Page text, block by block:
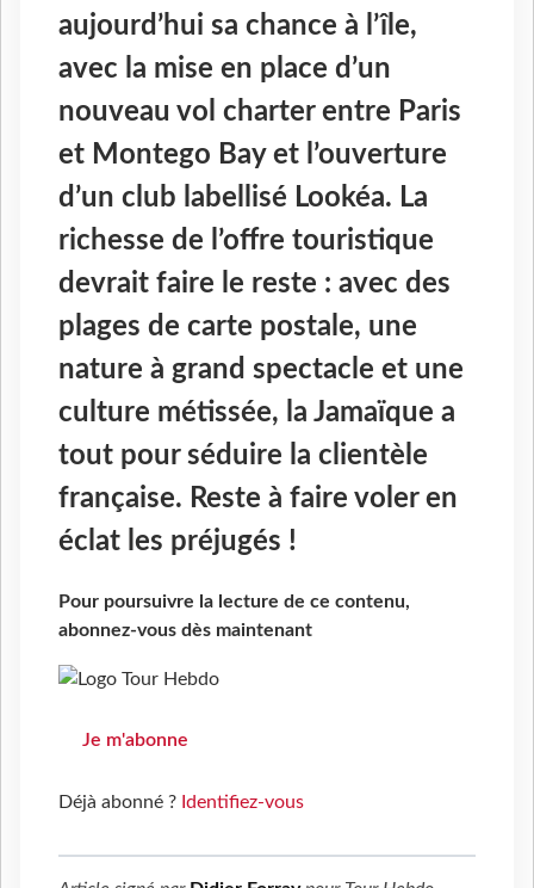
aujourd’hui sa chance à l’île,
avec la mise en place d’un
nouveau vol charter entre Paris
et Montego Bay et l’ouverture
d’un club labellisé Lookéa. La
richesse de l’offre touristique
devrait faire le reste : avec des
plages de carte postale, une
nature à grand spectacle et une
culture métissée, la Jamaïque a
tout pour séduire la clientèle
française. Reste à faire voler en
éclat les préjugés !
Pour poursuivre la lecture de ce contenu,
abonnez-vous dès maintenant
Je m'abonne
Déjà abonné ? Identifiez-vous